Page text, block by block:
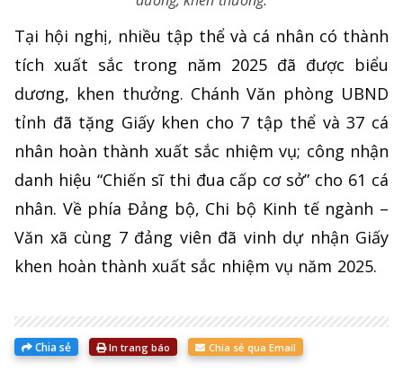
​Tại hội nghị, nhiều tập thể và cá nhân có thành
tích xuất sắc trong năm 2025 đã được biểu
dương, khen thưởng. Chánh Văn phòng UBND
tỉnh đã tặng Giấy khen cho 7 tập thể và 37 cá
nhân hoàn thành xuất sắc nhiệm vụ; công nhận
danh hiệu “Chiến sĩ thi đua cấp cơ sở” cho 61 cá
nhân. Về phía Đảng bộ, Chi bộ Kinh tế ngành –
Văn xã cùng 7 đảng viên đã vinh dự nhận Giấy
khen hoàn thành xuất sắc nhiệm vụ năm 2025.
Chia sẻ In trang báo Chia sẻ qua Email